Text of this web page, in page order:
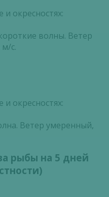
окресностях:
волны. Ветер
с.
окресностях:
Ветер умеренный,
рыбы на 5 дней